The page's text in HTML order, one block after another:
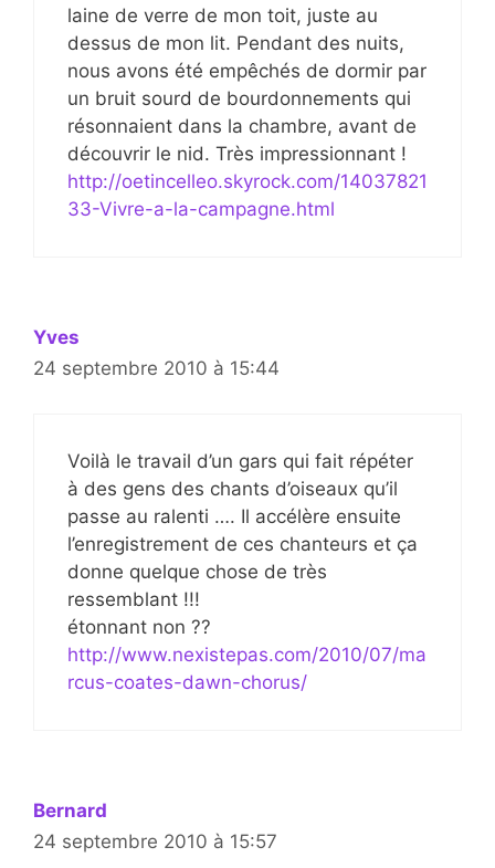
laine de verre de mon toit, juste au
dessus de mon lit. Pendant des nuits,
nous avons été empêchés de dormir par
un bruit sourd de bourdonnements qui
résonnaient dans la chambre, avant de
découvrir le nid. Très impressionnant !
http://oetincelleo.skyrock.com/14037821
33-Vivre-a-la-campagne.html
Yves
24 septembre 2010 à 15:44
Voilà le travail d’un gars qui fait répéter
à des gens des chants d’oiseaux qu’il
passe au ralenti …. Il accélère ensuite
l’enregistrement de ces chanteurs et ça
donne quelque chose de très
ressemblant !!!
étonnant non ??
http://www.nexistepas.com/2010/07/ma
rcus-coates-dawn-chorus/
Bernard
24 septembre 2010 à 15:57